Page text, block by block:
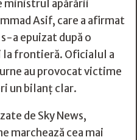
ministrul apărării
Asif, care a afirmat
a epuizat după o
la frontieră. Oficialul a
au provocat victime
un bilanț clar.
de Sky News,
marchează cea mai